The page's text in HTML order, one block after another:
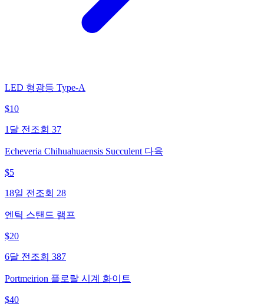
LED 형광등 Type-A
$10
1달 전 조회 37
Echeveria Chihuahuaensis Succulent 다육
$5
18일 전 조회 28
엔틱 스탠드 램프
$20
6달 전 조회 387
Portmeirion 플로랄 시계 화이트
$40